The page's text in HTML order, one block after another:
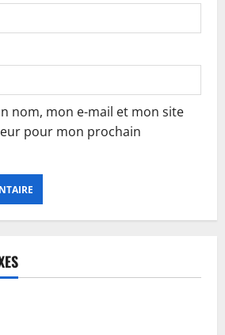
nom, mon e-mail et mon site
pour mon prochain